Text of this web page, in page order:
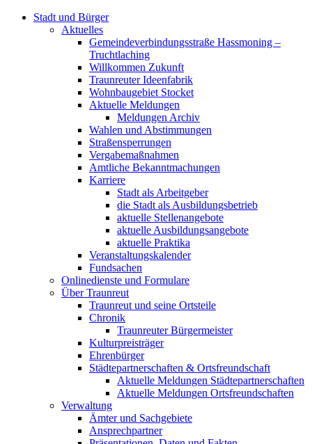
Stadt und Bürger
Aktuelles
Gemeindeverbindungsstraße Hassmoning –
Truchtlaching
Willkommen Zukunft
Traunreuter Ideenfabrik
Wohnbaugebiet Stocket
Aktuelle Meldungen
Meldungen Archiv
Wahlen und Abstimmungen
Straßensperrungen
Vergabemaßnahmen
Amtliche Bekanntmachungen
Karriere
Stadt als Arbeitgeber
die Stadt als Ausbildungsbetrieb
aktuelle Stellenangebote
aktuelle Ausbildungsangebote
aktuelle Praktika
Veranstaltungskalender
Fundsachen
Onlinedienste und Formulare
Über Traunreut
Traunreut und seine Ortsteile
Chronik
Traunreuter Bürgermeister
Kulturpreisträger
Ehrenbürger
Städtepartnerschaften & Ortsfreundschaft
Aktuelle Meldungen Städtepartnerschaften
Aktuelle Meldungen Ortsfreundschaften
Verwaltung
Ämter und Sachgebiete
Ansprechpartner